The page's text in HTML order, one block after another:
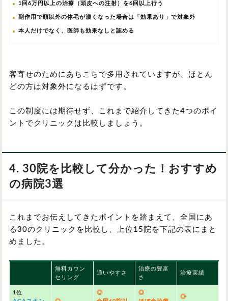
1回6万円以上の治療（頭皮への注射）を6回以上行う
副作用で頭以外の体毛が濃くなった場合は「効果あり」で対象外
本人だけでなく、医師も効果なしと認める
客寄せのためにあちこちで多用されていますが、ほとん
どの方は対象外になるはずです。
この制度には期待せず、これまで紹介してきた4つのポイ
ントでクリニックは比較しましょう。
4. 30院を比較して分かった！おすすめ
の病院3選
これまでお伝えしてきたポイントを踏まえて、全国にあ
る30のクリニックを比較し、上位15院を下記の表にまと
めました。
無料カウン
セリング
通いやすさ
治療の豊富
さ
治療実績
1位
◎
◎
◎